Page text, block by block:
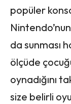
popüler
da sunması
ölçüde
oynadığını
size belirli